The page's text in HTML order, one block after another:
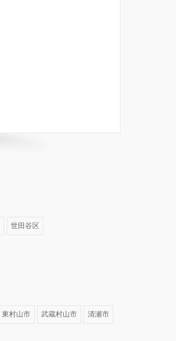
世田谷区
東村山市 武蔵村山市 清瀬市